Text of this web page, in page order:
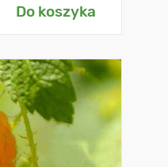
Do koszyka